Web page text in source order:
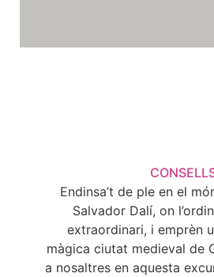
Endinsa’t de ple en el
Salvador Dalí, on
extraordinari, i emprèn
màgica ciutat medieval de
a nosaltres en aquesta